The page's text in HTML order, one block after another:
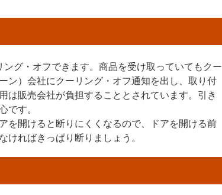
グ・オフできます。商品を受け取っていてもクー
ン）会社にクーリング・オフ通知を出し、取り付
は販売会社が負担することとされています。引き
です。
を開けると断りにくくなるので、ドアを開ける前
ければきっぱり断りましょう。